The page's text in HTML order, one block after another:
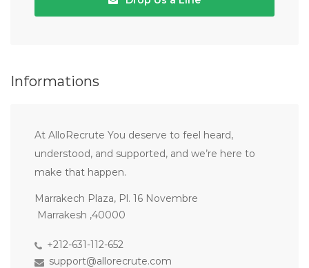
Informations
At AlloRecrute You deserve to feel heard,
understood, and supported, and we’re here to
make that happen.
Marrakech Plaza, Pl. 16 Novembre
Marrakesh ,40000
+212-631-112-652
support@allorecrute.com